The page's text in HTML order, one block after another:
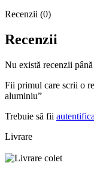
Recenzii (0)
Recenzii
Nu există recenzii
Fii primul care scrii o
aluminiu”
Trebuie să fii
Livrare